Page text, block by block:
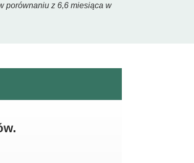
porównaniu z 6,6 miesiąca w